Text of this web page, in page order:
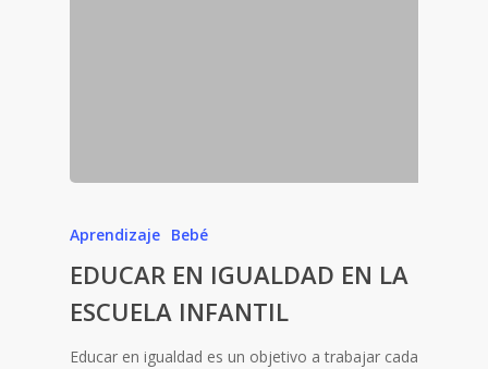
Aprendizaje Bebé
EDUCAR EN IGUALDAD EN LA
ESCUELA INFANTIL
Educar en igualdad es un objetivo a trabajar cada